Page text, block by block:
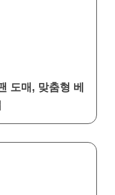
도매, 맞춤형 베